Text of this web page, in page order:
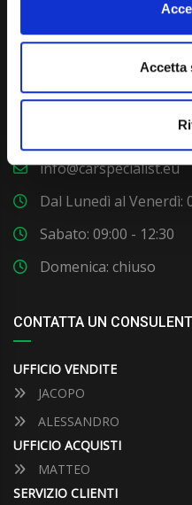
Accetta
Via Giuditta Pasta 2,
info@carspecialist.eu
Dal Lunedì al Venerdì:
Sabato: 09:00 - 12:30
Domenica: chiuso
CONTATTA UN
UFFICIO VENDITE
JACOPO
ALESSANDRO
UFFICIO ACQUISTI
MATTEO
SERVIZIO CLIENTI